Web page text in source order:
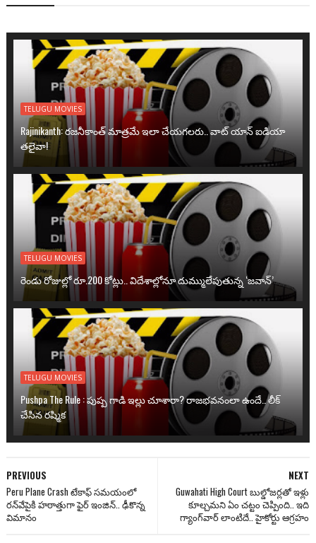
TELUGU MOVIES
Rajinikanth: రజనీకాంత్ మాత్రమే ఇలా చేయగలరు.. వాట్ యాన్ ఐడియా
తలైవా!
TELUGU MOVIES
రెండు రోజుల్లో రూ.200 కోట్లు.. విదేశాల్లోనూ దుమ్ములేపుతున్న ‘జవాన్’
TELUGU MOVIES
Pushpa The Rule : పుష్ప గాడి ఇల్లు చూశారా? రాజభవనంలా ఉందే.. లీక్
చేసిన రష్మిక
NEXT
Guwahati High Court బుల్డోజర్లతో ఇళ్లు
కూల్చమని ఏం చట్టం చెప్పింది.. ఇది
గ్యాంగ్‌వార్ లాంటిదే.. హైకోర్టు ఆగ్రహం
PREVIOUS
Peru Plane Crash టేకాఫ్ సమయంలో
రన్‌వేపైకి హఠాత్తుగా ఫైర్ ఇంజిన్.. ఢీకొన్న
విమానం